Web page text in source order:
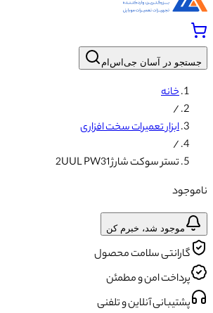
جستجو در آسان جی‌اس‌ام
خانه
/
ابزار تعمیرات سخت افزاری
/
تستر سوکت شارژ 2UUL PW31
ناموجود
موجود شد، خبرم کن
گارانتی سلامت محصول
پرداخت امن و مطمئن
پشتیبانی آنلاین و تلفنی